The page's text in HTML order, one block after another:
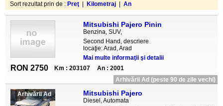
Sort rezultat prin de : Preţ Kilometraj An
Mitsubishi Pajero Pinin
Benzina, SUV,
Second Hand, descriere
locaţie: Arad, Arad
Mai multe informaţii şi detalii
RON 2750 Km : 203107
An : 2001
Arhivării Ad (peste 90 de zile vechi)
Arhivării Ad Mitsubishi Pajero
Diesel, Automata